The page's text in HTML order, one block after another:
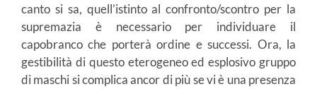
canto si sa, quell’istinto al confronto/scontro per la
supremazia è necessario per individuare il
capobranco che porterà ordine e successi. Ora, la
gestibilità di questo eterogeneo ed esplosivo gruppo
di maschi si complica ancor di più se vi è una presenza